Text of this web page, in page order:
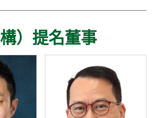
構）提名董事